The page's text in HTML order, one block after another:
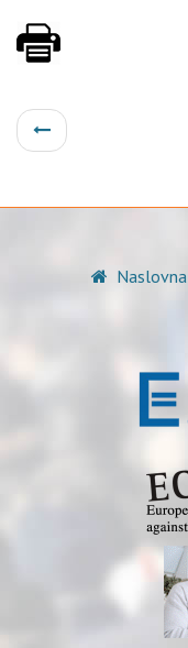
Naslovna